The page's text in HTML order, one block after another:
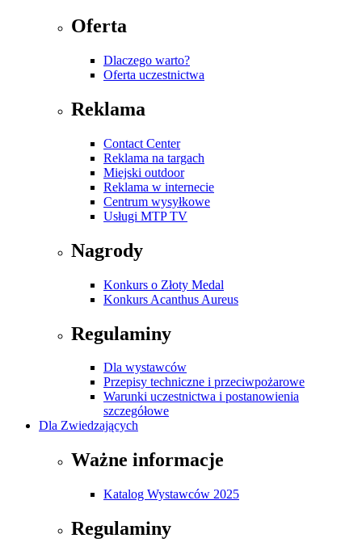
Oferta
Dlaczego warto?
Oferta uczestnictwa
Reklama
Contact Center
Reklama na targach
Miejski outdoor
Reklama w internecie
Centrum wysyłkowe
Usługi MTP TV
Nagrody
Konkurs o Złoty Medal
Konkurs Acanthus Aureus
Regulaminy
Dla wystawców
Przepisy techniczne i przeciwpożarowe
Warunki uczestnictwa i postanowienia
szczegółowe
Dla Zwiedzających
Ważne informacje
Katalog Wystawców 2025
Regulaminy